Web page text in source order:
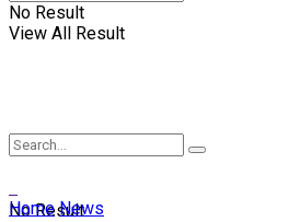
No Result
View All Result
No Result
Home News